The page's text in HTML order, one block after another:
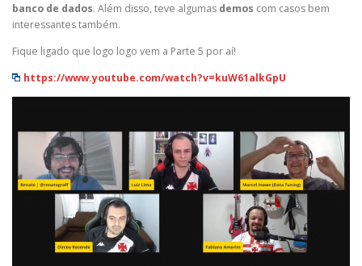
banco de dados. Além disso, teve algumas demos com casos bem
interessantes também.
Fique ligado que logo logo vem a Parte 5 por aí!
https://www.youtube.com/watch?v=kuW61alkGpU